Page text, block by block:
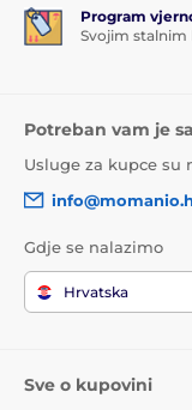
Program
Svojim
Potreban vam je
Usluge za kupce su
Gdje se nalazimo
Hrvatska
Sve o kupovini